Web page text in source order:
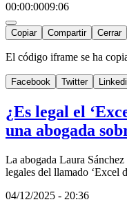
00:00:0009:06
Copiar Compartir Cerrar
El código iframe se ha
Facebook Twitter
¿Es legal el
una abogada
La abogada Laura
legales del llamado ‘Excel
04/12/2025 - 20:36